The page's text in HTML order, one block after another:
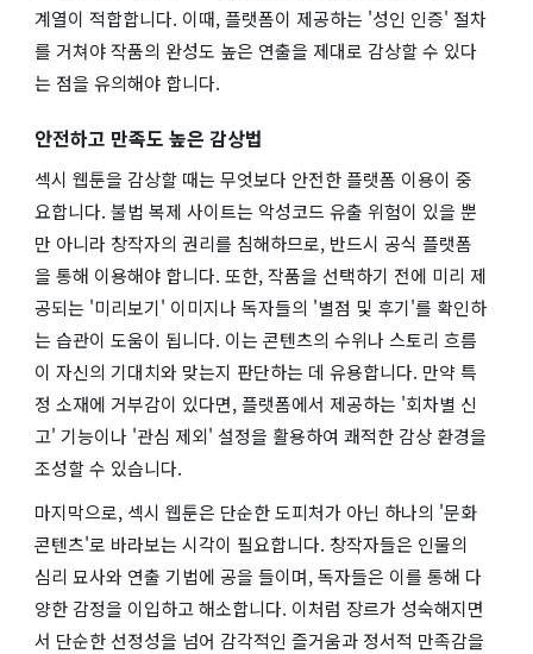
계열이 적합합니다. 이때, 플랫폼이 제공하는 '성인 인증' 절차
를 거쳐야 작품의 완성도 높은 연출을 제대로 감상할 수 있다
는 점을 유의해야 합니다.
안전하고 만족도 높은 감상법
섹시 웹툰을 감상할 때는 무엇보다 안전한 플랫폼 이용이 중
요합니다. 불법 복제 사이트는 악성코드 유출 위험이 있을 뿐
만 아니라 창작자의 권리를 침해하므로, 반드시 공식 플랫폼
을 통해 이용해야 합니다. 또한, 작품을 선택하기 전에 미리 제
공되는 '미리보기' 이미지나 독자들의 '별점 및 후기'를 확인하
는 습관이 도움이 됩니다. 이는 콘텐츠의 수위나 스토리 흐름
이 자신의 기대치와 맞는지 판단하는 데 유용합니다. 만약 특
정 소재에 거부감이 있다면, 플랫폼에서 제공하는 '회차별 신
고' 기능이나 '관심 제외' 설정을 활용하여 쾌적한 감상 환경을
조성할 수 있습니다.
마지막으로, 섹시 웹툰은 단순한 도피처가 아닌 하나의 '문화
콘텐츠'로 바라보는 시각이 필요합니다. 창작자들은 인물의
심리 묘사와 연출 기법에 공을 들이며, 독자들은 이를 통해 다
양한 감정을 이입하고 해소합니다. 이처럼 장르가 성숙해지면
서 단순한 선정성을 넘어 감각적인 즐거움과 정서적 만족감을